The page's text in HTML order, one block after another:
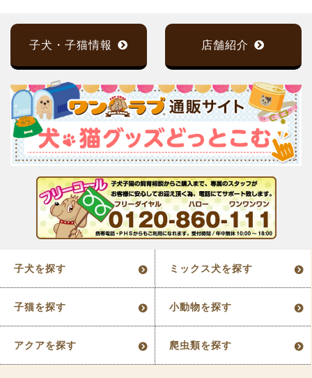
子犬・子猫情報 店舗紹介
子犬を探す ミックス犬を探す
子猫を探す 小動物を探す
アクアを探す 爬虫類を探す